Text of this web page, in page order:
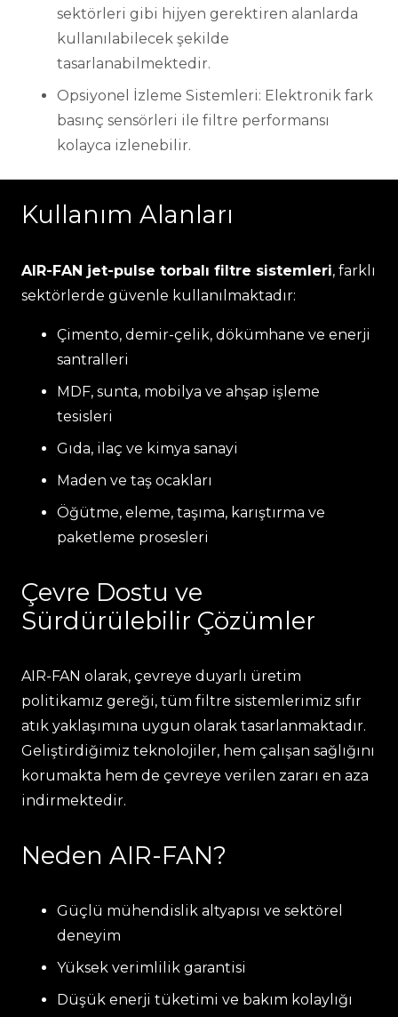
sektörleri gibi hijyen gerektiren alanlarda
kullanılabilecek şekilde
tasarlanabilmektedir.
Opsiyonel İzleme Sistemleri: Elektronik fark
basınç sensörleri ile filtre performansı
kolayca izlenebilir.
Kullanım Alanları
AIR-FAN jet-pulse torbalı filtre sistemleri, farklı
sektörlerde güvenle kullanılmaktadır:
Çimento, demir-çelik, dökümhane ve enerji
santralleri
MDF, sunta, mobilya ve ahşap işleme
tesisleri
Gıda, ilaç ve kimya sanayi
Maden ve taş ocakları
Öğütme, eleme, taşıma, karıştırma ve
paketleme prosesleri
Çevre Dostu ve
Sürdürülebilir Çözümler
AIR-FAN olarak, çevreye duyarlı üretim
politikamız gereği, tüm filtre sistemlerimiz sıfır
atık yaklaşımına uygun olarak tasarlanmaktadır.
Geliştirdiğimiz teknolojiler, hem çalışan sağlığını
korumakta hem de çevreye verilen zararı en aza
indirmektedir.
Neden AIR-FAN?
Güçlü mühendislik altyapısı ve sektörel
deneyim
Yüksek verimlilik garantisi
Düşük enerji tüketimi ve bakım kolaylığı